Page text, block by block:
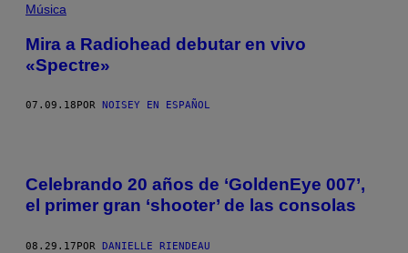
Música
Mira a Radiohead debutar en vivo
«Spectre»
07.09.18 POR NOISEY EN ESPAÑOL
Celebrando 20 años de ‘GoldenEye 007’,
el primer gran ‘shooter’ de las consolas
08.29.17POR DANIELLE RIENDEAU